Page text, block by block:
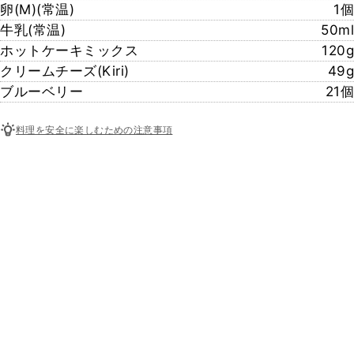
卵(M)(常温)
1個
牛乳(常温)
50ml
ホットケーキミックス
120g
クリームチーズ(Kiri)
49g
ブルーベリー
21個
料理を安全に楽しむための注意事項